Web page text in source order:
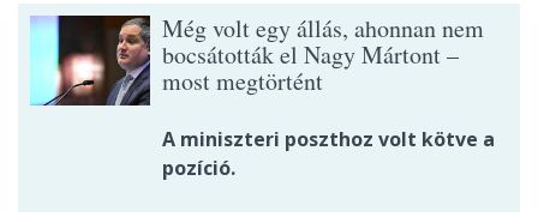
Még volt egy állás, ahonnan nem
bocsátották el Nagy Mártont –
most megtörtént
A miniszteri poszthoz volt kötve a
pozíció.